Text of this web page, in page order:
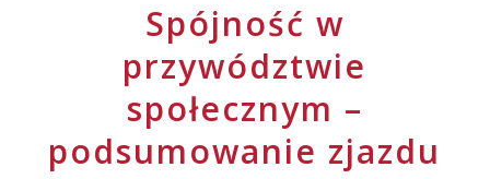
Spójność w
przywództwie
społecznym –
podsumowanie zjazdu